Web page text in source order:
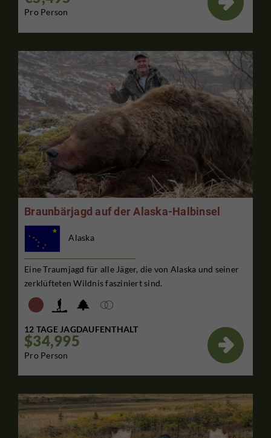
Pro Person
Braunbärjagd auf der Alaska-Halbinsel
Alaska
Eine Traumjagd für alle Jäger, die von Alaska und seiner
zerklüfteten Wildnis fasziniert sind.
12 TAGE JAGDAUFENTHALT
$34,995
Pro Person
